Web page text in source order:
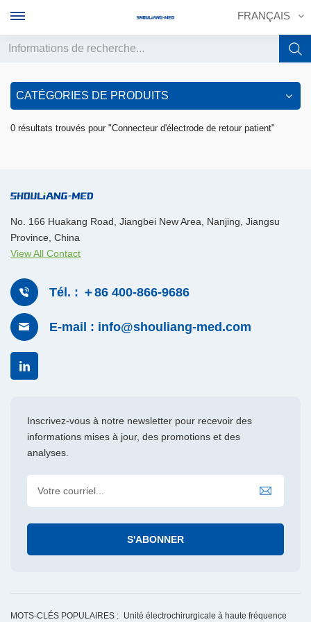
FRANÇAIS
English
français
CATÉGORIES DE PRODUITS
0 résultats trouvés pour "Connecteur d'électrode de retour patient"
No. 166 Huakang Road, Jiangbei New Area, Nanjing, Jiangsu
Province, China
View All Contact
Tél. : ＋86 400-866-9686
E-mail : info@shouliang-med.com
Inscrivez-vous à notre newsletter pour recevoir des
informations mises à jour, des promotions et des
analyses.
MOTS-CLÉS POPULAIRES : Unité électrochirurgicale à haute fréquence